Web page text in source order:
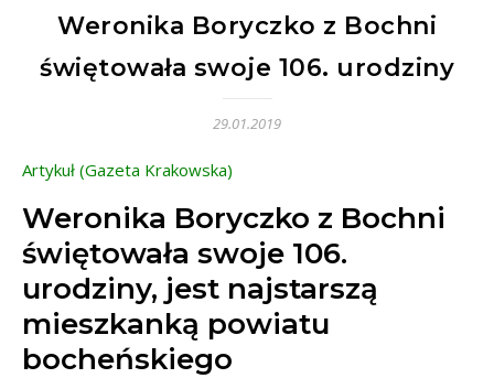
Weronika Boryczko z Bochni
świętowała swoje 106. urodziny
29.01.2019
Artykuł (Gazeta Krakowska)
Weronika Boryczko z Bochni
świętowała swoje 106.
urodziny, jest najstarszą
mieszkanką powiatu
bocheńskiego